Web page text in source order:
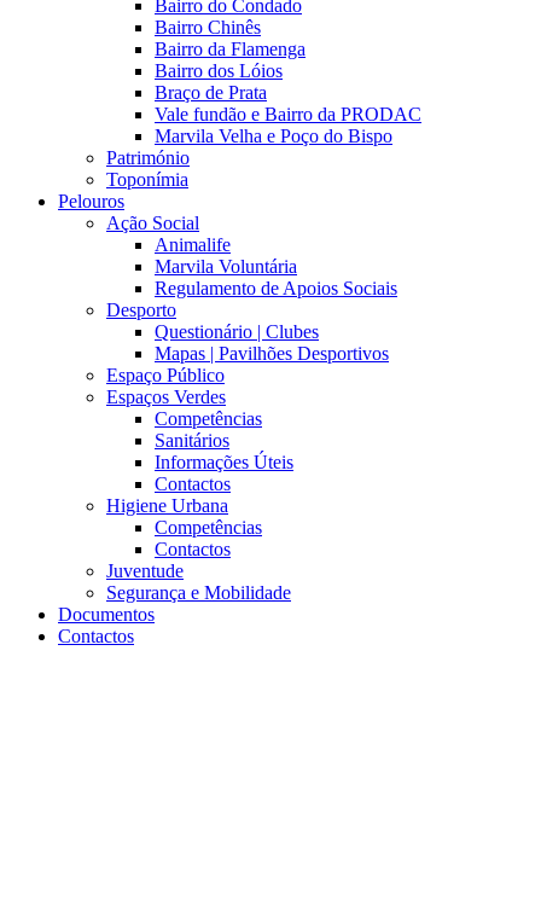
Bairro do Condado
Bairro Chinês
Bairro da Flamenga
Bairro dos Lóios
Braço de Prata
Vale fundão e Bairro da PRODAC
Marvila Velha e Poço do Bispo
Património
Toponímia
Pelouros
Ação Social
Animalife
Marvila Voluntária
Regulamento de Apoios Sociais
Desporto
Questionário | Clubes
Mapas | Pavilhões Desportivos
Espaço Público
Espaços Verdes
Competências
Sanitários
Informações Úteis
Contactos
Higiene Urbana
Competências
Contactos
Juventude
Segurança e Mobilidade
Documentos
Contactos